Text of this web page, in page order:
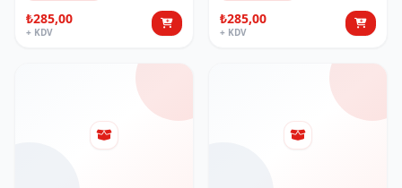
₺285,00
+ KDV
₺285,00
+ KDV